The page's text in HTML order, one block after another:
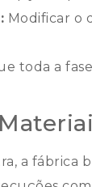
Modificar o
toda a
a fábrica